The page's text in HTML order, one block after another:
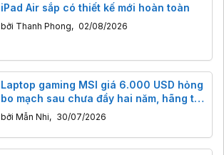
iPad Air sắp có thiết kế mới hoàn toàn
bởi Thanh Phong, 02/08/2026
Laptop gaming MSI giá 6.000 USD hỏng
bo mạch sau chưa đầy hai năm, hãng từ
chối sửa vì “đắt hơn mua máy mới”
bởi Mẫn Nhi, 30/07/2026